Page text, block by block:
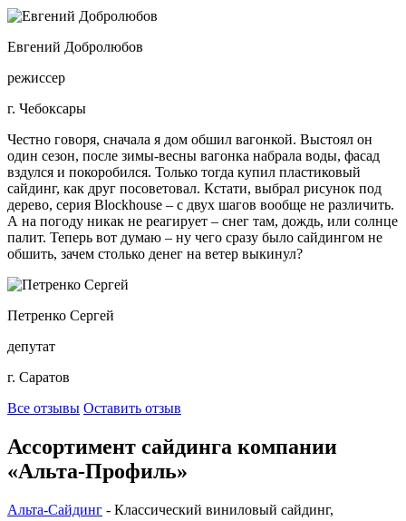
Евгений Добролюбов
режиссер
г. Чебоксары
Честно говоря, сначала я дом обшил вагонкой. Выстоял он
один сезон, после зимы-весны вагонка набрала воды, фасад
вздулся и покоробился. Только тогда купил пластиковый
сайдинг, как друг посоветовал. Кстати, выбрал рисунок под
дерево, серия Blockhouse – с двух шагов вообще не различить.
А на погоду никак не реагирует – снег там, дождь, или солнце
палит. Теперь вот думаю – ну чего сразу было сайдингом не
обшить, зачем столько денег на ветер выкинул?
Петренко Сергей
депутат
г. Саратов
Все отзывы Оставить отзыв
Ассортимент сайдинга компании
«Альта-Профиль»
Альта-Сайдинг - Классический виниловый сайдинг,